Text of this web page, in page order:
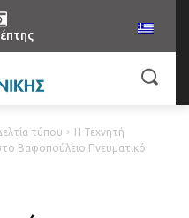
τύπου
Η Τεχνητή
Βαφοπούλειο Πνευματικό